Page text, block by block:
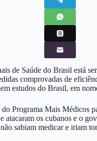
de Saúde do Brasil está
comprovadas de
estudos do Brasil, em
Programa Mais Médicos
atacaram os cubanos e o
sabiam medicar e iriam